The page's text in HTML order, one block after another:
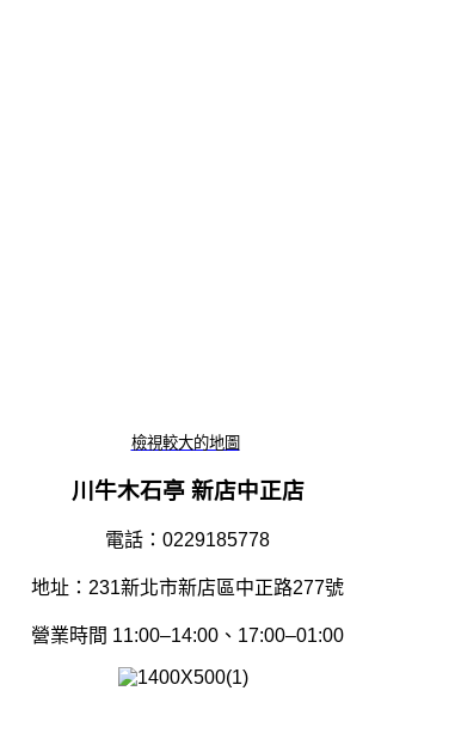
檢視較大的地圖
川牛木石亭 新店中正店
電話：0229185778
地址：231新北市新店區中正路277號
營業時間 11:00–14:00、17:00–01:00